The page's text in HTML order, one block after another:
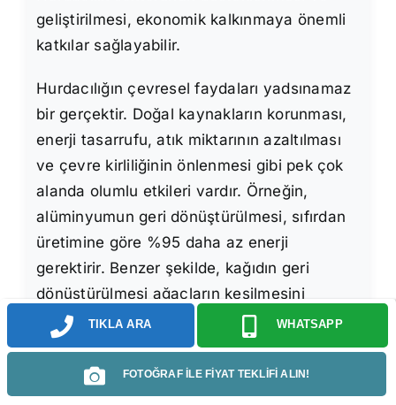
geliştirilmesi, ekonomik kalkınmaya önemli
katkılar sağlayabilir.
Hurdacılığın çevresel faydaları yadsınamaz
bir gerçektir. Doğal kaynakların korunması,
enerji tasarrufu, atık miktarının azaltılması
ve çevre kirliliğinin önlenmesi gibi pek çok
alanda olumlu etkileri vardır. Örneğin,
alüminyumun geri dönüştürülmesi, sıfırdan
üretimine göre %95 daha az enerji
gerektirir. Benzer şekilde, kağıdın geri
dönüştürülmesi ağaçların kesilmesini
önlerken, plastiğin geri dönüştürülmesi ise
petrol tüketimini azaltır. Hurdaların geri
dönüştürülmesi, atık depolama alanlarının
doluluk oranını düşürerek çevrenin daha
TIKLA ARA WHATSAPP
FOTOĞRAF İLE FİYAT TEKLİFİ ALIN!